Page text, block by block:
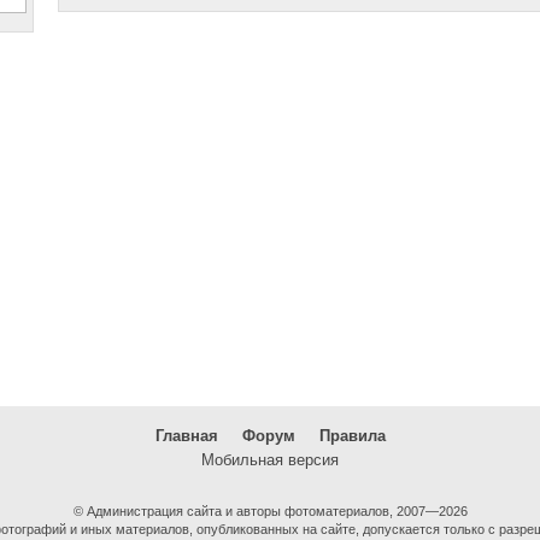
Главная Форум
Правила
Мобильная версия
© Администрация сайта и авторы фотоматериалов, 2007—2026
и иных материалов, опубликованных на сайте, допускается только с